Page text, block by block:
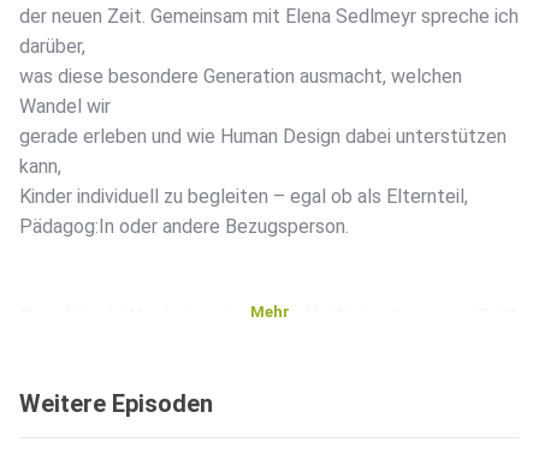
der neuen Zeit. Gemeinsam mit Elena Sedlmeyr spreche ich
darüber,
was diese besondere Generation ausmacht, welchen
Wandel wir
gerade erleben und wie Human Design dabei unterstützen
kann,
Kinder individuell zu begleiten – egal ob als Elternteil,
Pädagog:In oder andere Bezugsperson.
Du erfährst: Was hinter dem Begriff „Kinder der neuen Zeit“
Wie Human Design hilft, Potenziale zu erkennen und zu
Mehr
Weitere Episoden